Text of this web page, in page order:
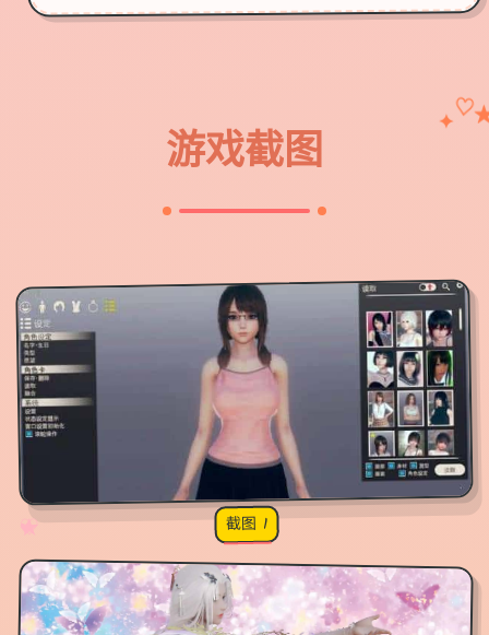
游戏截图
✦♡
✧♡
★ 截图 1